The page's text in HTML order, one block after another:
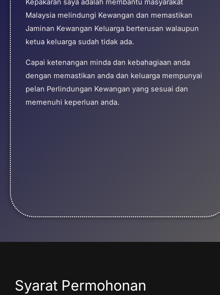
Kepakaran saya adalah membantu masyarakat
Malaysia melindungi Kewangan dan memastikan
Jaminan Kewangan Keluarga berterusan walaupun
ketua keluarga sudah tidak ada.
Capai ketenangan minda dan kebahagiaan anda
dengan memastikan anda dan keluarga mempunyai
pelan Perlindungan Kewangan yang sesuai dan
memenuhi keperluan anda.
Syarat Permohonan